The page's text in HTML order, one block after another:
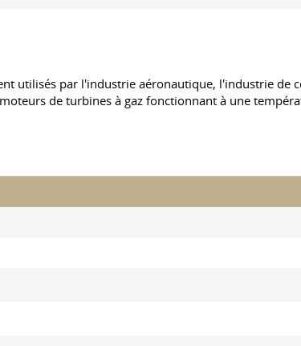
utilisés par l'industrie aéronautique, l'industrie
de turbines à gaz fonctionnant à une